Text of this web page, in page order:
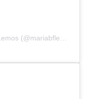
(@mariabflemos) a16 de Dez, 2018 às 12:30 PST